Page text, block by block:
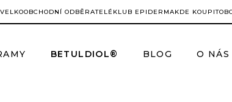
VELKOOBCHODNÍ ODBĚRATELÉ KLUB EPIDERMAKDE KOUPIT
BETULDIOL® BLOG O NÁS